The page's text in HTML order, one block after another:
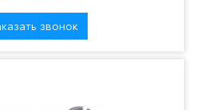
звонок